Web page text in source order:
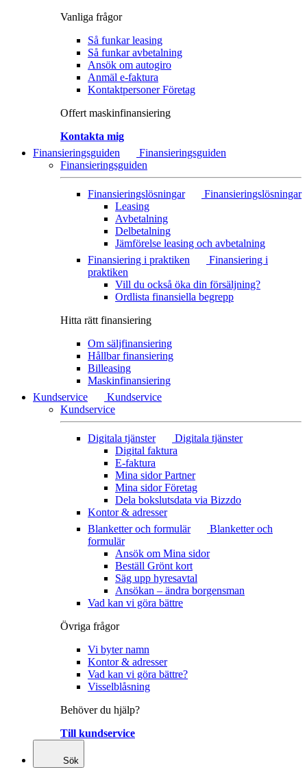
Vanliga frågor
Så funkar leasing
Så funkar avbetalning
Ansök om autogiro
Anmäl e-faktura
Kontaktpersoner Företag
Offert maskinfinansiering
Kontakta mig
Finansieringsguiden
Finansieringsguiden
Finansieringsguiden
Finansieringslösningar
Finansieringslösningar
Leasing
Avbetalning
Delbetalning
Jämförelse leasing och avbetalning
Finansiering i praktiken
Finansiering i
praktiken
Vill du också öka din försäljning?
Ordlista finansiella begrepp
Hitta rätt finansiering
Om säljfinansiering
Hållbar finansiering
Billeasing
Maskinfinansiering
Kundservice
Kundservice
Kundservice
Digitala tjänster
Digitala tjänster
Digital faktura
E-faktura
Mina sidor Partner
Mina sidor Företag
Dela bokslutsdata via Bizzdo
Kontor & adresser
Blanketter och formulär
Blanketter och
formulär
Ansök om Mina sidor
Beställ Grönt kort
Säg upp hyresavtal
Ansökan – ändra borgensman
Vad kan vi göra bättre
Övriga frågor
Vi byter namn
Kontor & adresser
Vad kan vi göra bättre?
Visselblåsning
Behöver du hjälp?
Till kundservice
Sök